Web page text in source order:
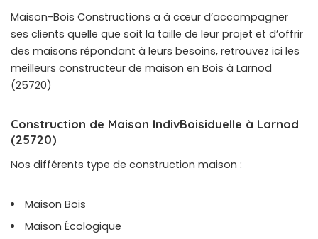
Maison-Bois Constructions a à cœur d’accompagner
ses clients quelle que soit la taille de leur projet et d’offrir
des maisons répondant à leurs besoins, retrouvez ici les
meilleurs constructeur de maison en Bois à Larnod
(25720)
Construction de Maison IndivBoisiduelle à Larnod
(25720)
Nos différents type de construction maison :
Maison Bois
Maison Écologique